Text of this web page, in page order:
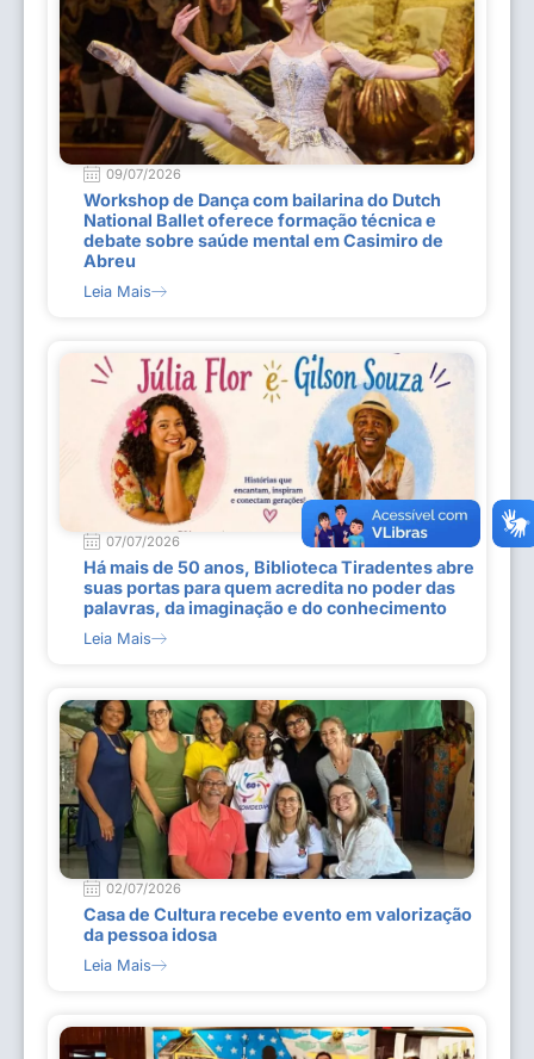
09/07/2026
Workshop de Dança com bailarina do Dutch
National Ballet oferece formação técnica e
debate sobre saúde mental em Casimiro de
Abreu
Leia Mais
07/07/2026
Há mais de 50 anos, Biblioteca Tiradentes abre
suas portas para quem acredita no poder das
palavras, da imaginação e do conhecimento
Leia Mais
02/07/2026
Casa de Cultura recebe evento em valorização
da pessoa idosa
Leia Mais